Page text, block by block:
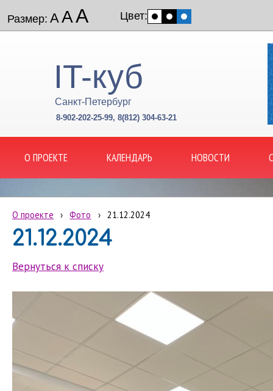
Размер: ААА Цвет:
IT-куб
Санкт-Петербург
8-902-202-25-99, 8(812) 304-63-21
О ПРОЕКТЕ КАЛЕНДАРЬ НОВОСТИ
О проекте › Фото › 21.12.2024
21.12.2024
Вернуться к списку